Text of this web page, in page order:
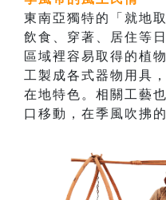
東南亞獨特的「就地
飲食、穿著、居住等
區域裡容易取得的植
工製成各式器物用具
在地特色。相關工藝
口移動，在季風吹拂